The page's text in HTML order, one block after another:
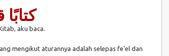
aku baca.
mengikut aturannya adalah selepas fe'el dan